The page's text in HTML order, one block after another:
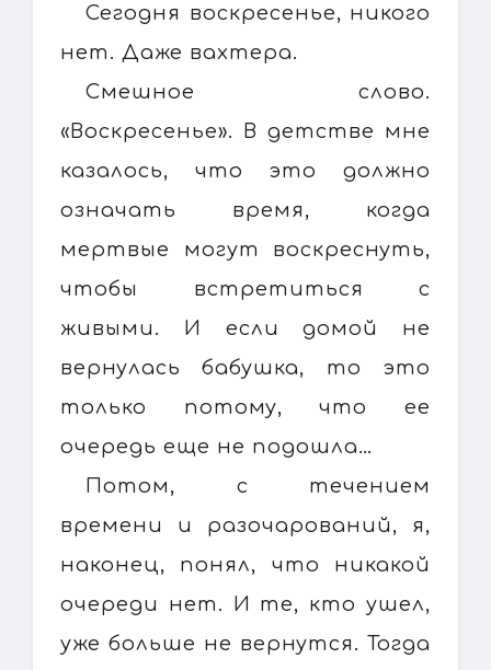
Сегодня воскресенье, никого
нет. Даже вахтера.
Смешное слово.
«Воскресенье». В детстве мне
казалось, что это должно
означать время, когда
мертвые могут воскреснуть,
чтобы встретиться с
живыми. И если домой не
вернулась бабушка, то это
только потому, что ее
очередь еще не подошла…
Потом, с течением
времени и разочарований, я,
наконец, понял, что никакой
очереди нет. И те, кто ушел,
уже больше не вернутся. Тогда